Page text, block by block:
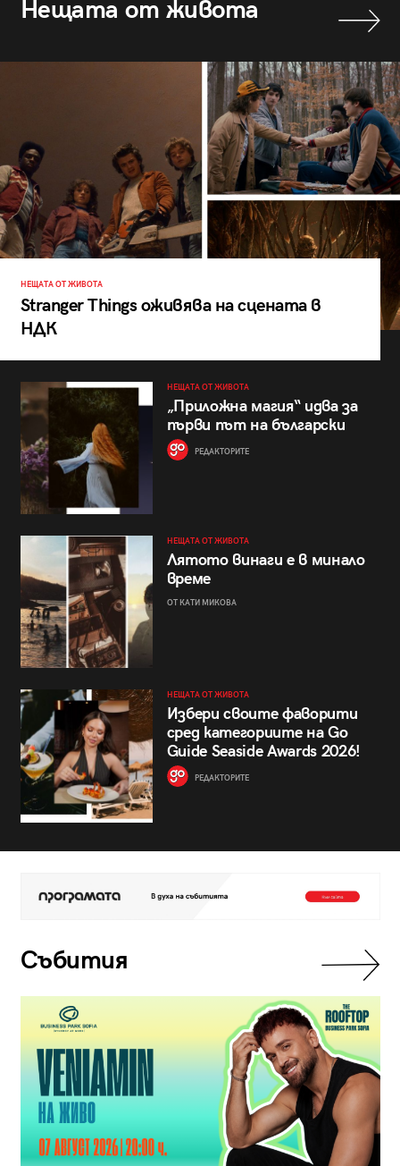
Нещата от живота
НЕЩАТА ОТ ЖИВОТА
Stranger Things оживява на сцената в
НДК
НЕЩАТА ОТ ЖИВОТА
„Приложна магия“ идва за
първи път на български
РЕДАКТОРИТЕ
НЕЩАТА ОТ ЖИВОТА
Лятото винаги е в минало
време
ОТ КАТИ МИКОВА
НЕЩАТА ОТ ЖИВОТА
Избери своите фаворити
сред категориите на Go
Guide Seaside Awards 2026!
РЕДАКТОРИТЕ
Събития